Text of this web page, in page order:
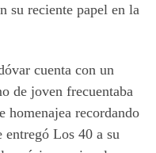
su reciente papel en la
cuenta con un
de joven frecuentaba
homenajea recordando
Los 40 a su